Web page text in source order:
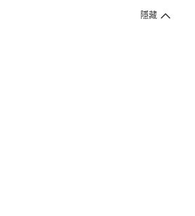
隱藏